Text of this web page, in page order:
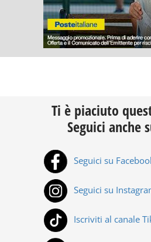
Ti è piaciuto
Seguici anche
Seguici su
Seguici su
Iscriviti al canale